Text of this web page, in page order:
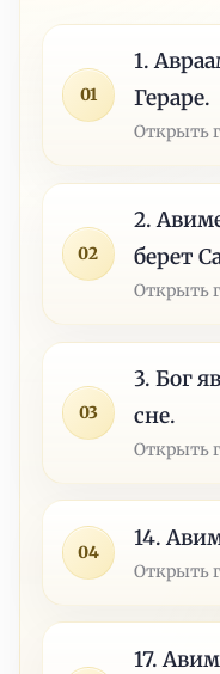
01
1.
Гераре.
Открыть
02
2.
берет
Открыть
03
3. Бог
сне.
Открыть
04
14.
Открыть
17.